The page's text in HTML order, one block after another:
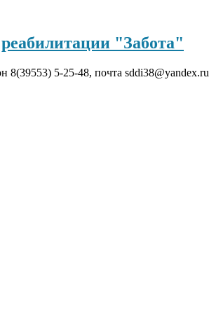
"Забота"
8(39553) 5-25-48, почта sddi38@yandex.ru